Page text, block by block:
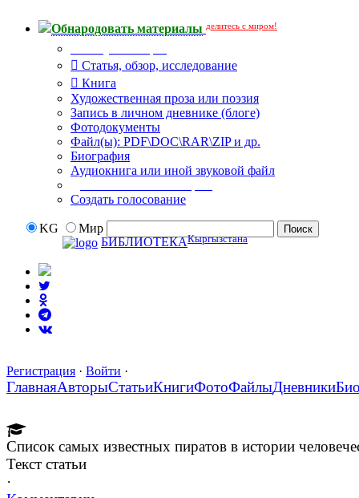
Обнародовать материалы делитесь с миром!
Статья, обзор, исследование
Книга
Художественная проза или поэзия
Запись в личном дневнике (блоге)
Фотодокументы
Файл(ы): PDF\DOC\RAR\ZIP и др.
Биография
Аудиокнига или иной звуковой файл
Создать голосование
KG
Мир
БИБЛИОТЕКАКыргызстана
Регистрация · Войти ·
ГлавнаяАвторыСтатьиКнигиФотоФайлыДневники
Список самых известных пиратов в истории
Текст статьи
·